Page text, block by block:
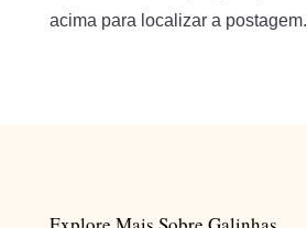
acima para localizar a postagem.